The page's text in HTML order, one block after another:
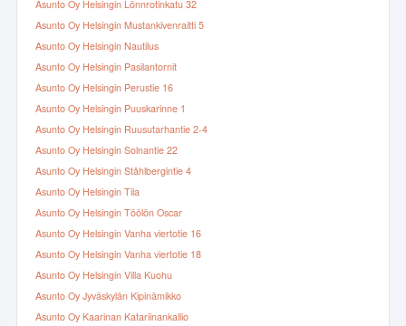
Asunto Oy Helsingin Lönnrotinkatu 32
Asunto Oy Helsingin Mustankivenraitti 5
Asunto Oy Helsingin Nautilus
Asunto Oy Helsingin Pasilantornit
Asunto Oy Helsingin Perustie 16
Asunto Oy Helsingin Puuskarinne 1
Asunto Oy Helsingin Ruusutarhantie 2-4
Asunto Oy Helsingin Solnantie 22
Asunto Oy Helsingin Ståhlbergintie 4
Asunto Oy Helsingin Tila
Asunto Oy Helsingin Töölön Oscar
Asunto Oy Helsingin Vanha viertotie 16
Asunto Oy Helsingin Vanha viertotie 18
Asunto Oy Helsingin Villa Kuohu
Asunto Oy Jyväskylän Kipinämikko
Asunto Oy Kaarinan Katariinankallio